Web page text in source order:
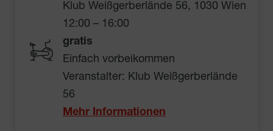
Klub Weißgerberlände 56, 1030 Wien
12:00 – 16:00
gratis
Einfach vorbeikommen
Veranstalter: Klub Weißgerberlände
56
Mehr Informationen